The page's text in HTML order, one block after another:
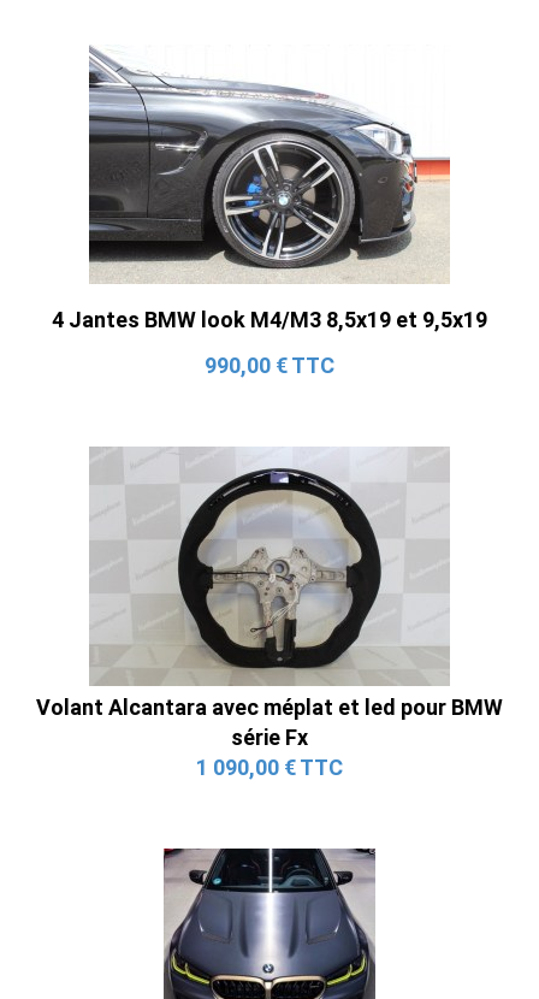
4 Jantes BMW look M4/M3 8,5x19 et 9,5x19
990,00 € TTC
Volant Alcantara avec méplat et led pour BMW
série Fx
1 090,00 € TTC